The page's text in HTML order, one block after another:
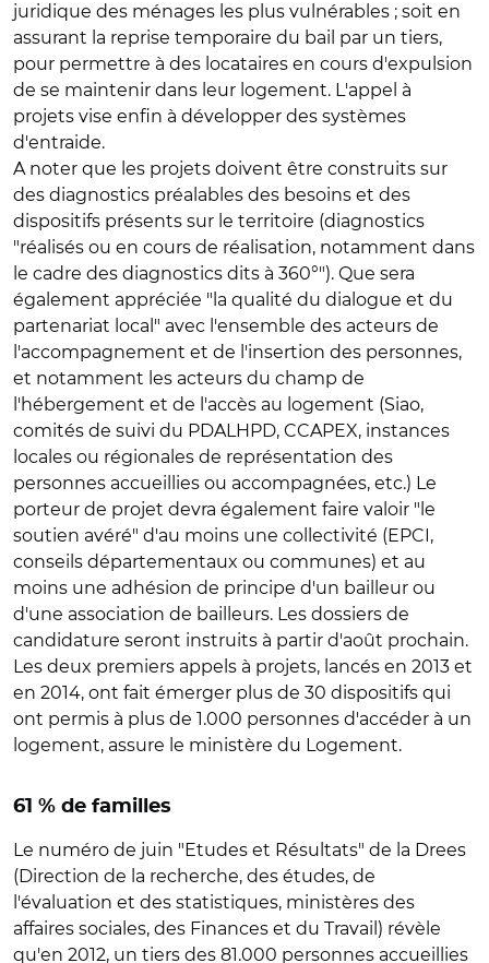
juridique des ménages les plus vulnérables ; soit en
assurant la reprise temporaire du bail par un tiers,
pour permettre à des locataires en cours d'expulsion
de se maintenir dans leur logement. L'appel à
projets vise enfin à développer des systèmes
d'entraide.
A noter que les projets doivent être construits sur
des diagnostics préalables des besoins et des
dispositifs présents sur le territoire (diagnostics
"réalisés ou en cours de réalisation, notamment dans
le cadre des diagnostics dits à 360°"). Que sera
également appréciée "la qualité du dialogue et du
partenariat local" avec l'ensemble des acteurs de
l'accompagnement et de l'insertion des personnes,
et notamment les acteurs du champ de
l'hébergement et de l'accès au logement (Siao,
comités de suivi du PDALHPD, CCAPEX, instances
locales ou régionales de représentation des
personnes accueillies ou accompagnées, etc.) Le
porteur de projet devra également faire valoir "le
soutien avéré" d'au moins une collectivité (EPCI,
conseils départementaux ou communes) et au
moins une adhésion de principe d'un bailleur ou
d'une association de bailleurs. Les dossiers de
candidature seront instruits à partir d'août prochain.
Les deux premiers appels à projets, lancés en 2013 et
en 2014, ont fait émerger plus de 30 dispositifs qui
ont permis à plus de 1.000 personnes d'accéder à un
logement, assure le ministère du Logement.
61 % de familles
Le numéro de juin "Etudes et Résultats" de la Drees
(Direction de la recherche, des études, de
l'évaluation et des statistiques, ministères des
affaires sociales, des Finances et du Travail) révèle
qu'en 2012, un tiers des 81.000 personnes accueillies